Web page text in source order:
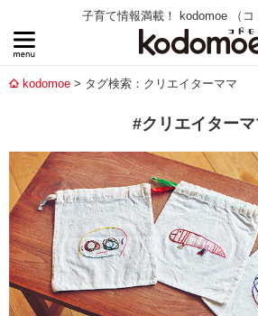
子育て情報満載！ kodomoe （コ
kodomoe タグ検索：クリエイターママ
#クリエイターマ